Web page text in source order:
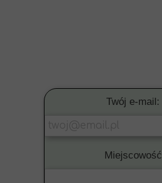
Twój e-mail:
Miejscowość